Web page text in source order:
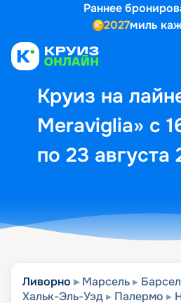
Раннее
2027миль
Круиз на
Meraviglia» с
по 23 августа
Выбор
Ливорно Марсель
Хальк-Эль-Уэд
Палермо